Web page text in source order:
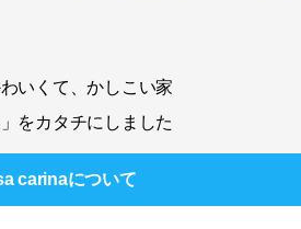
いくて、かしこい家
をカタチにしました
carinaについて